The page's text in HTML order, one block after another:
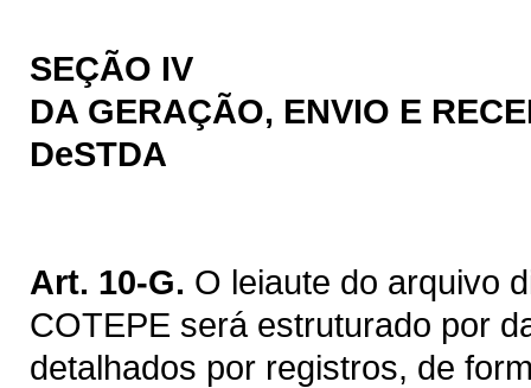
SEÇÃO IV
DA GERAÇÃO, ENVIO E
DeSTDA
Art. 10-G. O leiaute do arquivo
COTEPE será estruturado por
detalhados por registros, de